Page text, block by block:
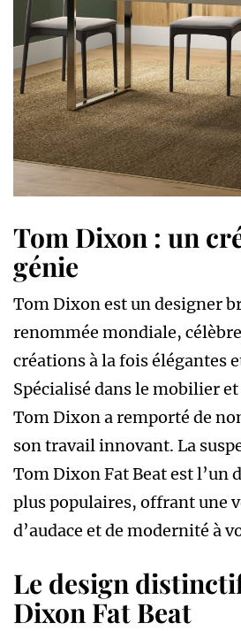
Tom Dixon : un
génie
Tom Dixon est un designer
renommée mondiale,
créations à la fois élégantes
Spécialisé dans le mobilier
Tom Dixon a remporté de
son travail innovant. La
Tom Dixon Fat Beat est l’un
plus populaires, offrant une
d’audace et de modernité à
Le design
Dixon Fat Beat